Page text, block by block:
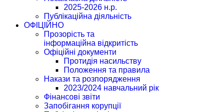
2025-2026 н.р.
Публікаційна діяльність
ОФІЦІЙНО
Прозорість та
інформаційна відкритість
Офіційні документи
Протидія насильству
Положення та правила
Накази та розпорядження
2023/2024 навчальний рік
Фінансові звіти
Запобігання корупції